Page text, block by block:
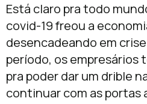
Está claro pra todo
covid-19 freou a
desencadeando em
período, os empresários
pra poder dar um drible
continuar com as portas